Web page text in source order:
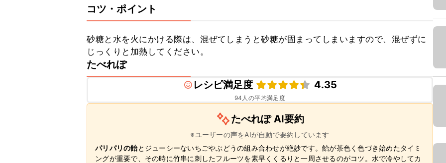
コツ・ポイント
砂糖と水を火にかける際は、混ぜてしまうと砂糖が固まってしまいますので、混ぜずに
じっくりと加熱してください。
たべれぽ
レシピ満足度
4.35
94 人の平均満足度
たべれぽ AI要約
※ユーザーの声をAIが自動で要約しています
パリパリの飴とジューシーないちごやぶどうの組み合わせが絶妙です。飴が茶色く色づき始めたタイミ
ングが重要で、その時に竹串に刺したフルーツを素早くくるりと一周させるのがコツ。水で冷やしてカ